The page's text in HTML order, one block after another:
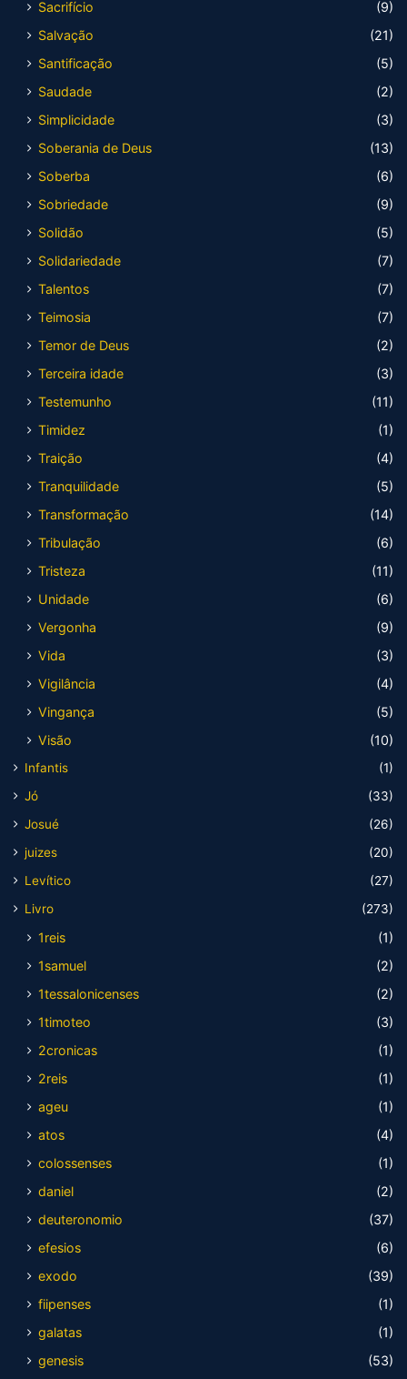
Sacrifício
(9)
Salvação
(21)
Santificação
(5)
Saudade
(2)
Simplicidade
(3)
Soberania de Deus
(13)
Soberba
(6)
Sobriedade
(9)
Solidão
(5)
Solidariedade
(7)
Talentos
(7)
Teimosia
(7)
Temor de Deus
(2)
Terceira idade
(3)
Testemunho
(11)
Timidez
(1)
Traição
(4)
Tranquilidade
(5)
Transformação
(14)
Tribulação
(6)
Tristeza
(11)
Unidade
(6)
Vergonha
(9)
Vida
(3)
Vigilância
(4)
Vingança
(5)
Visão
(10)
Infantis
(1)
Jó
(33)
Josué
(26)
juizes
(20)
Levítico
(27)
Livro
(273)
1reis
(1)
1samuel
(2)
1tessalonicenses
(2)
1timoteo
(3)
2cronicas
(1)
2reis
(1)
ageu
(1)
atos
(4)
colossenses
(1)
daniel
(2)
deuteronomio
(37)
efesios
(6)
exodo
(39)
fiipenses
(1)
galatas
(1)
genesis
(53)